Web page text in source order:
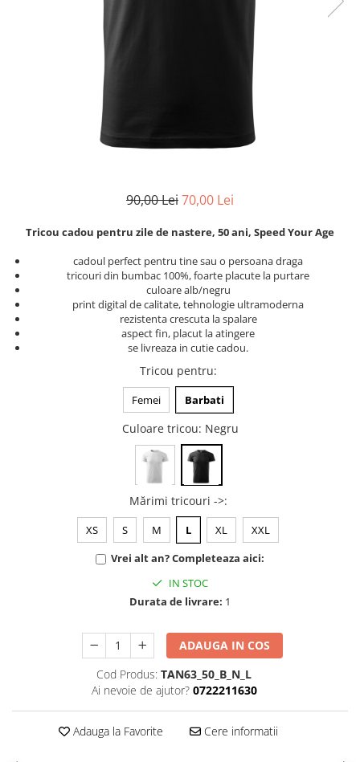
Tricou personalizat cu imaginea
Tricouri familie
Tricouri mamici
Tricouri tatici
Tricouri drumetii
Tricouri pescari
Tricouri gameri
Tricouri sporturi de iarna
Tricouri cadou 20 ani
Tricouri cadou 30 ani
Tricouri cadou 40 ani
Tricouri motociclisti
Tricouri offroad
Tricouri biciclisti
Tricouri biciclisti
Tablouri PVC copii
90,00 Lei70,00 Lei
Tricou cadou pentru zile de nastere, 50 ani, Speed Your Age
cadoul perfect pentru tine sau o persoana draga
tricouri din bumbac 100%, foarte placute la purtare
culoare alb/negru
print digital de calitate, tehnologie ultramoderna
rezistenta crescuta la spalare
aspect fin, placut la atingere
se livreaza in cutie cadou.
Tricou pentru:
Femei Barbati
Culoare tricou: Negru
Mărimi tricouri ->:
XS S M L XL
XXL
Vrei alt an? Completeaza aici:
IN STOC
Durata de livrare: 1
ADAUGA IN COS
Cod Produs: TAN63_50_B_N_L
Ai nevoie de ajutor? 0722211630
Adauga la Favorite Cere informatii